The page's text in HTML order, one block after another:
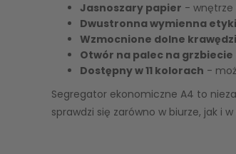
Jasnoszary papier - wnętrze
Dwustronna wymienna
Wzmocnione dolne
Otwór na palec na grzbiecie
Dostępny w 11 kolorach -
Segregator ekonomiczne A4 to
sprawdzi się zarówno w biurze, jak i